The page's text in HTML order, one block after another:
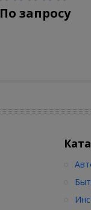
По запросу